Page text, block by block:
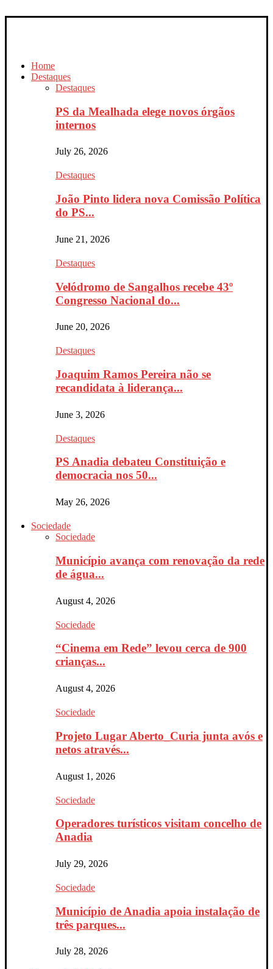
Home
Destaques
Destaques
PS da Mealhada elege novos órgãos
internos
July 26, 2026
Destaques
João Pinto lidera nova Comissão Política
do PS...
June 21, 2026
Destaques
Velódromo de Sangalhos recebe 43º
Congresso Nacional do...
June 20, 2026
Destaques
Joaquim Ramos Pereira não se
recandidata à liderança...
June 3, 2026
Destaques
PS Anadia debateu Constituição e
democracia nos 50...
May 26, 2026
Sociedade
Sociedade
Município avança com renovação da rede
de água...
August 4, 2026
Sociedade
“Cinema em Rede” levou cerca de 900
crianças...
August 4, 2026
Sociedade
Projeto Lugar Aberto_Curia junta avós e
netos através...
August 1, 2026
Sociedade
Operadores turísticos visitam concelho de
Anadia
July 29, 2026
Sociedade
Município de Anadia apoia instalação de
três parques...
July 28, 2026